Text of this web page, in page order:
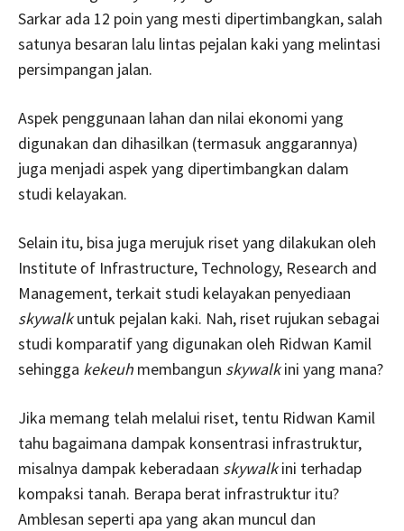
Sarkar ada 12 poin yang mesti dipertimbangkan, salah
satunya besaran lalu lintas pejalan kaki yang melintasi
persimpangan jalan.
Aspek penggunaan lahan dan nilai ekonomi yang
digunakan dan dihasilkan (termasuk anggarannya)
juga menjadi aspek yang dipertimbangkan dalam
studi kelayakan.
Selain itu, bisa juga merujuk riset yang dilakukan oleh
Institute of Infrastructure, Technology, Research and
Management, terkait studi kelayakan penyediaan
skywalkuntuk pejalan kaki. Nah, riset rujukan sebagai
studi komparatif yang digunakan oleh Ridwan Kamil
sehingga kekeuh membangun skywalkini yang mana?
Jika memang telah melalui riset, tentu Ridwan Kamil
tahu bagaimana dampak konsentrasi infrastruktur,
misalnya dampak keberadaan skywalkini terhadap
kompaksi tanah. Berapa berat infrastruktur itu?
Amblesan seperti apa yang akan muncul dan